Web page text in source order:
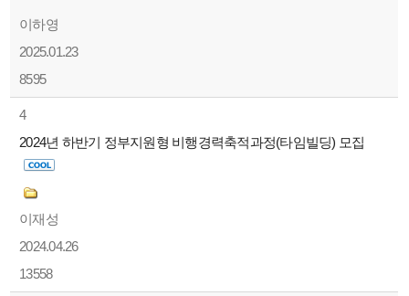
이하영
2025.01.23
8595
4
2024년 하반기 정부지원형 비행경력축적과정(타임빌딩) 모집
이재성
2024.04.26
13558